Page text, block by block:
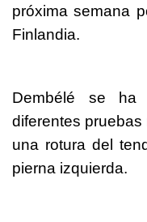
próxima semana
Finlandia.
Dembélé se ha
diferentes
una rotura del
pierna izquierda.